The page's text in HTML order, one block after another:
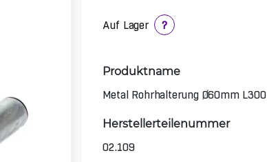
Auf Lager ?
Produktname
Metal Rohrhalterung Ø60mm L300
Herstellerteilenummer
02.109